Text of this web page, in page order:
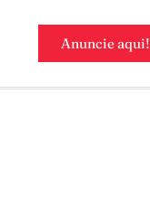
Anuncie aqui!